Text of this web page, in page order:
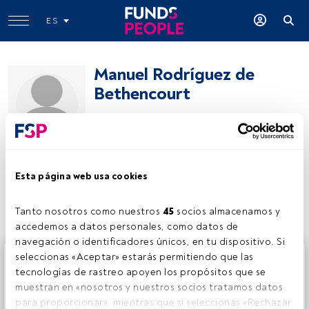
Esta página web usa cookies
Tanto nosotros como nuestros 45 socios almacenamos y
accedemos a datos personales, como datos de
navegación o identificadores únicos, en tu dispositivo. Si
seleccionas «Aceptar» estarás permitiendo que las
tecnologías de rastreo apoyen los propósitos que se
muestran en «nosotros y nuestros socios tratamos datos
para proporcionar», mientras que si seleccionas «Rechazar
ES
Manuel Rodríguez de
Bethencourt
Compartir:
Este es un artículo exclusivo para los usuarios registrados
de FundsPeople. Si ya estás registrado, accede desde el
botón Login. Si aún no tienes cuenta, te invitamos a
registrarte y disfrutar de todo el universo que ofrece